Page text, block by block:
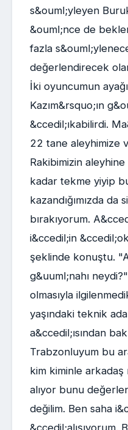
s&ouml;yleyen
&ouml;nce de
fazla
değerlendirecek
İki oyuncumun
Kazım&rsquo;ın
&ccedil;ıkabilirdi.
22 tane aleyhimize
Rakibimizin
kadar tekme yiyip
kazandığımızda
bırakıyorum.
i&ccedil;in
şeklinde konuştu.
g&uuml;nahı
olmasıyla
yaşındaki teknik
a&ccedil;ısından
Trabzonluyum bu
kim kiminle
alıyor bunu
değilim. Ben saha